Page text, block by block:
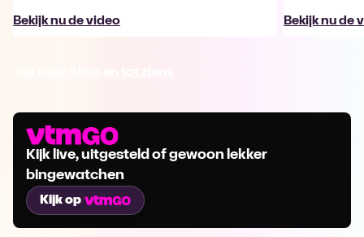
Bekijk nu de video Bekijk nu de
Kijk live, uitgesteld of gewoon lekker
bingewatchen
Kijk op